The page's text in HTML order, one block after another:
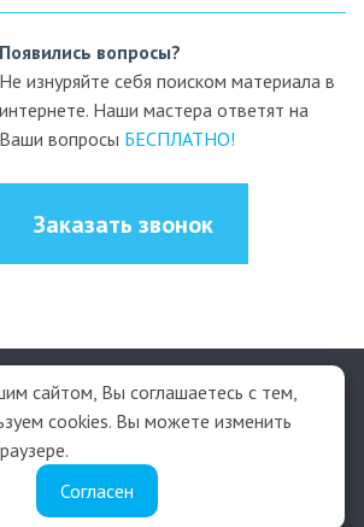
сайтом, Вы соглашаетесь с тем,
cookies. Вы можете изменить
Согласен
Появились вопросы?
Не изнуряйте себя поиском материала в
интернете. Наши мастера ответят на
Ваши вопросы БЕСПЛАТНО!
Заказать звонок
КТО ИЩЕТ ЧТО-ТО ОСОБЕННОЕ.
данных